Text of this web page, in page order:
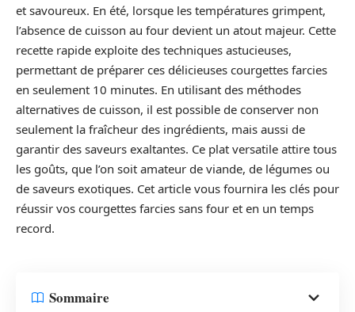
et savoureux. En été, lorsque les températures grimpent,
l’absence de cuisson au four devient un atout majeur. Cette
recette rapide exploite des techniques astucieuses,
permettant de préparer ces délicieuses courgettes farcies
en seulement 10 minutes. En utilisant des méthodes
alternatives de cuisson, il est possible de conserver non
seulement la fraîcheur des ingrédients, mais aussi de
garantir des saveurs exaltantes. Ce plat versatile attire tous
les goûts, que l’on soit amateur de viande, de légumes ou
de saveurs exotiques. Cet article vous fournira les clés pour
réussir vos courgettes farcies sans four et en un temps
record.
Sommaire